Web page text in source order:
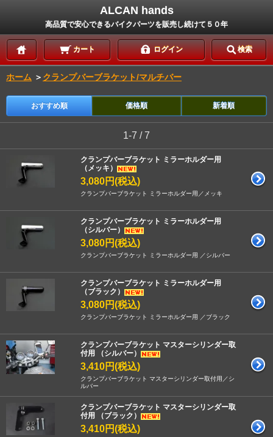
ALCAN hands
高品質で安心できるバイクパーツを販売し続けて５０年
カート ログイン 検索
ホーム ＞ クランプバーブラケット/マルチバー
おすすめ順 価格順 新着順
1-7 / 7
クランプバーブラケット ミラーホルダー用
（メッキ）
3,080円(税込)
クランプバーブラケット ミラーホルダー用／メッキ
クランプバーブラケット ミラーホルダー用
（シルバー）
3,080円(税込)
クランプバーブラケット ミラーホルダー用 ／シルバー
クランプバーブラケット ミラーホルダー用
（ブラック）
3,080円(税込)
クランプバーブラケット ミラーホルダー用 ／ブラック
クランプバーブラケット マスターシリンダー取
付用 （シルバー）
3,410円(税込)
クランプバーブラケット マスターシリンダー取付用／シ
ルバー
クランプバーブラケット マスターシリンダー取
付用 （ブラック）
3,410円(税込)